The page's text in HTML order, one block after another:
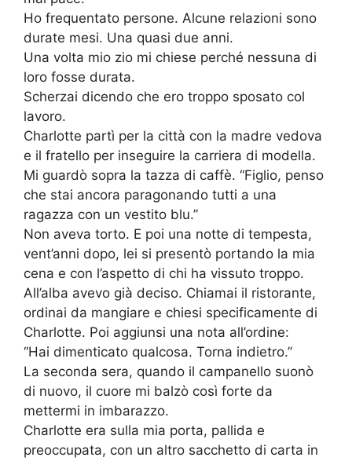
Ho frequentato persone. Alcune relazioni sono
durate mesi. Una quasi due anni.
Una volta mio zio mi chiese perché nessuna di
loro fosse durata.
Scherzai dicendo che ero troppo sposato col
lavoro.
Charlotte partì per la città con la madre vedova
e il fratello per inseguire la carriera di modella.
Mi guardò sopra la tazza di caffè. “Figlio, penso
che stai ancora paragonando tutti a una
ragazza con un vestito blu.”
Non aveva torto. E poi una notte di tempesta,
vent’anni dopo, lei si presentò portando la mia
cena e con l’aspetto di chi ha vissuto troppo.
All’alba avevo già deciso. Chiamai il ristorante,
ordinai da mangiare e chiesi specificamente di
Charlotte. Poi aggiunsi una nota all’ordine:
“Hai dimenticato qualcosa. Torna indietro.”
La seconda sera, quando il campanello suonò
di nuovo, il cuore mi balzò così forte da
mettermi in imbarazzo.
Charlotte era sulla mia porta, pallida e
preoccupata, con un altro sacchetto di carta in